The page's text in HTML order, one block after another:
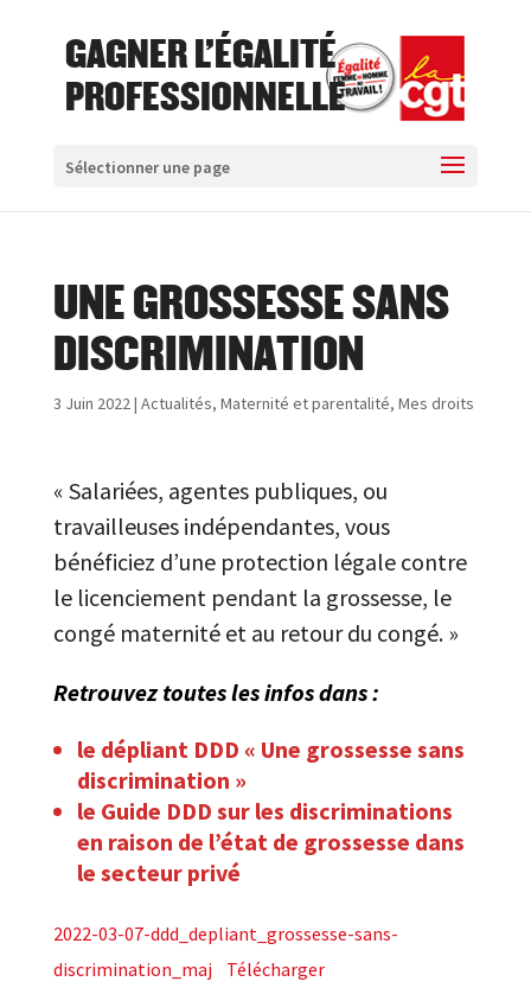
GAGNER L'ÉGALITÉ
PROFESSIONNELLE
Sélectionner une page
UNE GROSSESSE SANS
DISCRIMINATION
3 Juin 2022| Actualités, Maternité et parentalité, Mes droits
« Salariées, agentes publiques, ou
travailleuses indépendantes, vous
bénéficiez d’une protection légale contre
le licenciement pendant la grossesse, le
congé maternité et au retour du congé. »
Retrouvez toutes les infos dans :
le dépliant DDD « Une grossesse sans
discrimination »
le Guide DDD sur les discriminations
en raison de l’état de grossesse dans
le secteur privé
2022-03-07-ddd_depliant_grossesse-sans-
discrimination_maj
Télécharger